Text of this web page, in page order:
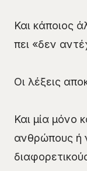
Και κάποιος
πει «δεν
Οι λέξεις
Και μία μόνο
ανθρώπους ή